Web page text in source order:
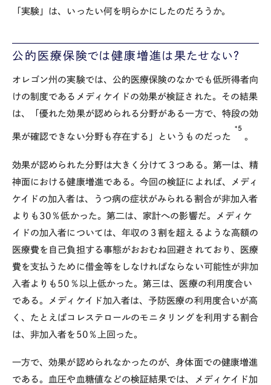
「実験」は、いったい何を明らかにしたのだろうか。
公的医療保険では健康増進は果たせない？
オレゴン州の実験では、公的医療保険のなかでも低所得者向
けの制度であるメディケイドの効果が検証された。その結果
は、「優れた効果が認められる分野がある一方で、特段の効
果が確認できない分野も存在する」というものだった
*5
。
効果が認められた分野は大きく分けて３つある。第一は、精
神面における健康増進である。今回の検証によれば、メディ
ケイドの加入者は、うつ病の症状がみられる割合が非加入者
よりも30％低かった。第二は、家計への影響だ。メディケ
イドの加入者については、年収の３割を超えるような高額の
医療費を自己負担する事態がおおむね回避されており、医療
費を支払うために借金等をしなければならない可能性が非加
入者よりも50％以上低かった。第三は、医療の利用度合い
である。メディケイド加入者は、予防医療の利用度合いが高
く、たとえばコレステロールのモニタリングを利用する割合
は、非加入者を50％上回った。
一方で、効果が認められなかったのが、身体面での健康増進
である。血圧や血糖値などの検証結果では、メディケイド加